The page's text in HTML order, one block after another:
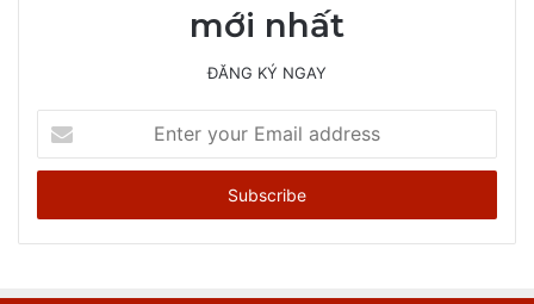
mới nhất
ĐĂNG KÝ NGAY
your
Email